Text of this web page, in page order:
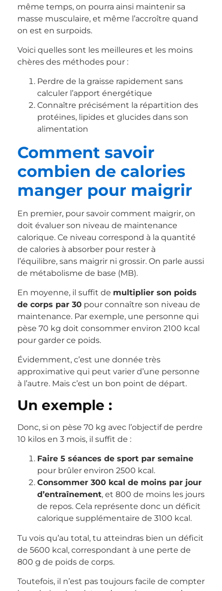
même temps, on pourra ainsi maintenir sa
masse musculaire, et même l’accroître quand
on est en surpoids.
Voici quelles sont les meilleures et les moins
chères des méthodes pour :
Perdre de la graisse rapidement sans
calculer l’apport énergétique
Connaître précisément la répartition des
protéines, lipides et glucides dans son
alimentation
Comment savoir
combien de calories
manger pour maigrir
En premier, pour savoir comment maigrir, on
doit évaluer son niveau de maintenance
calorique. Ce niveau correspond à la quantité
de calories à absorber pour rester à
l’équilibre, sans maigrir ni grossir. On parle aussi
de métabolisme de base (MB).
En moyenne, il suffit de multiplier son poids
de corps par 30 pour connaître son niveau de
maintenance. Par exemple, une personne qui
pèse 70 kg doit consommer environ 2100 kcal
pour garder ce poids.
Évidemment, c’est une donnée très
approximative qui peut varier d’une personne
à l’autre. Mais c’est un bon point de départ.
Un exemple :
Donc, si on pèse 70 kg avec l’objectif de perdre
10 kilos en 3 mois, il suffit de :
Faire 5 séances de sport par semaine
pour brûler environ 2500 kcal.
Consommer 300 kcal de moins par jour
d’entraînement, et 800 de moins les jours
de repos. Cela représente donc un déficit
calorique supplémentaire de 3100 kcal.
Tu vois qu’au total, tu atteindras bien un déficit
de 5600 kcal, correspondant à une perte de
800 g de poids de corps.
Toutefois, il n’est pas toujours facile de compter